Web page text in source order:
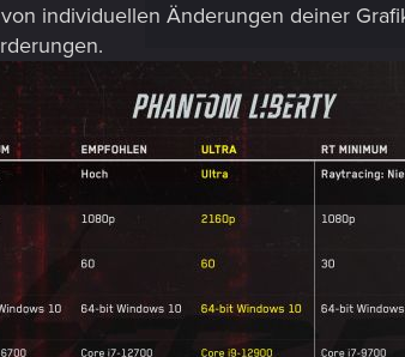
individuellen Änderungen deiner